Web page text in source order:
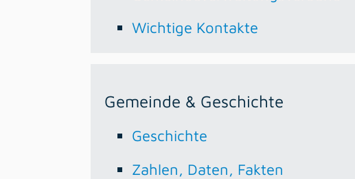
Wichtige Kontakte
Gemeinde & Geschichte
Geschichte
Zahlen, Daten, Fakten